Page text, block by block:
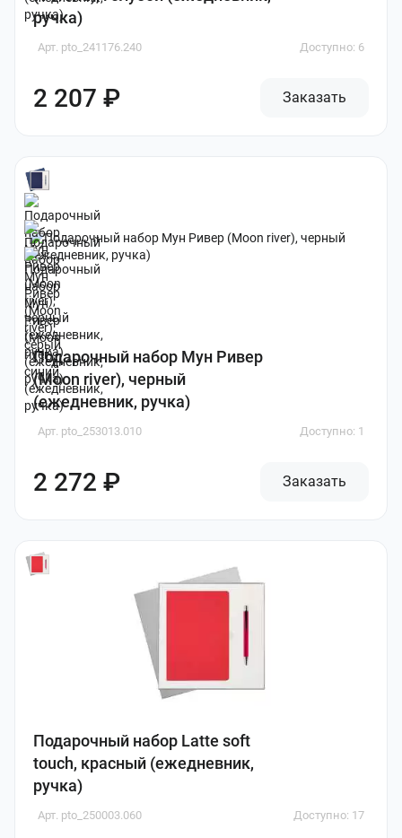
ручка)
Арт. pto_241176.240 Доступно: 6
2 207 ₽ Заказать
Подарочный набор Мун Ривер
(Moon river), черный
(ежедневник, ручка)
Арт. pto_253013.010 Доступно: 1
2 272 ₽ Заказать
Подарочный набор Latte soft
touch, красный (ежедневник,
ручка)
Арт. pto_250003.060 Доступно: 17